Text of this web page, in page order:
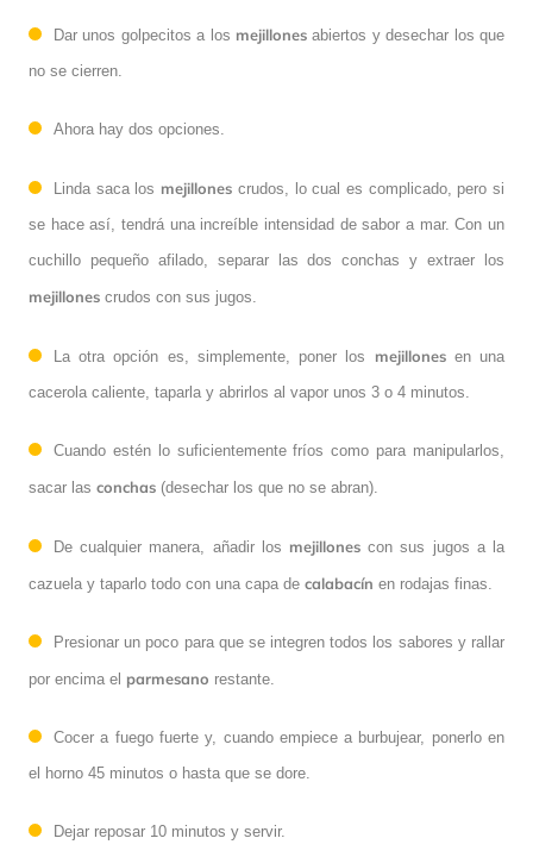
Dar unos golpecitos a los mejillones abiertos y desechar los que
no se cierren.
Ahora hay dos opciones.
Linda saca los mejillones crudos, lo cual es complicado, pero si
se hace así, tendrá una increíble intensidad de sabor a mar. Con un
cuchillo pequeño afilado, separar las dos conchas y extraer los
mejillones crudos con sus jugos.
La otra opción es, simplemente, poner los mejillonesen una
cacerola caliente, taparla y abrirlos al vapor unos 3 o 4 minutos.
Cuando estén lo suficientemente fríos como para manipularlos,
sacar las conchas (desechar los que no se abran).
De cualquier manera, añadir los mejillones con sus jugos a la
cazuela y taparlo todo con una capa de calabacín en rodajas finas.
Presionar un poco para que se integren todos los sabores y rallar
por encima el parmesano restante.
Cocer a fuego fuerte y, cuando empiece a burbujear, ponerlo en
el horno 45 minutos o hasta que se dore.
Dejar reposar 10 minutos y servir.